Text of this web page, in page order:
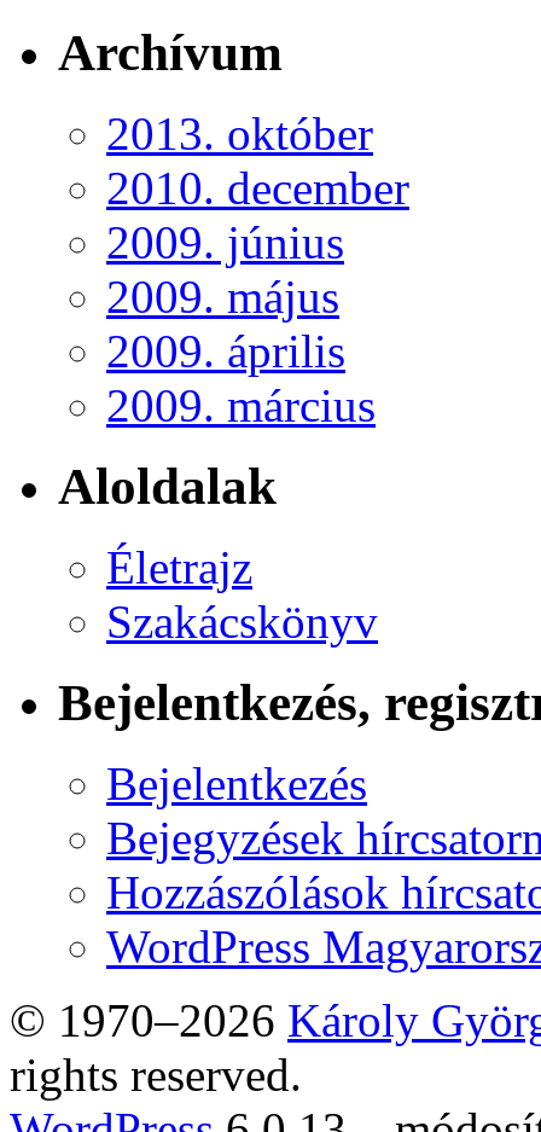
Archívum
2013. október
2010. december
2009. június
2009. május
2009. április
2009. március
Aloldalak
Életrajz
Szakácskönyv
Bejelentkezés,
Bejelentkezés
Bejegyzések
Hozzászólások
WordPress
© 1970–2026 Károly
rights reserved.